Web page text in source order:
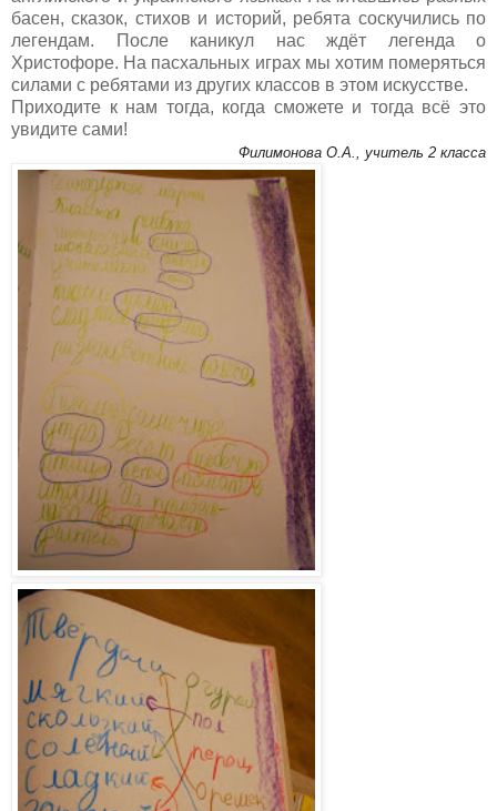
басен, сказок, стихов и историй, ребята соскучились по
легендам. После каникул нас ждёт легенда о
Христофоре. На пасхальных играх мы хотим померяться
силами с ребятами из других классов в этом искусстве.
Приходите к нам тогда, когда сможете и тогда всё это
увидите сами!
Филимонова О.А., учитель 2 класса